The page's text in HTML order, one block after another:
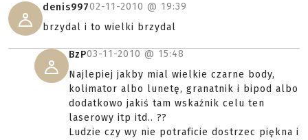
denis99702-11-2010 @ 19:39
brzydal i to wielki brzydal
BzP03-11-2010 @ 15:48
Najlepiej jakby mial wielkie czarne body,
kolimator albo lunetę, granatnik i bipod albo
dodatkowo jakiś tam wskaźnik celu ten
laserowy itp itd.. ??
Ludzie czy wy nie potraficie dostrzec piękna i